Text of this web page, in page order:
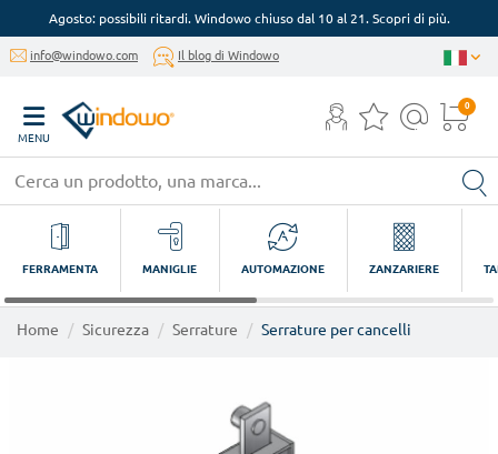
Agosto: possibili ritardi. Windowo chiuso dal 10 al 21. Scopri di più.
info@windowo.com Il blog di Windowo
MENU
0
FERRAMENTA MANIGLIE AUTOMAZIONE ZANZARIERE
Home Sicurezza Serrature Serrature per cancelli